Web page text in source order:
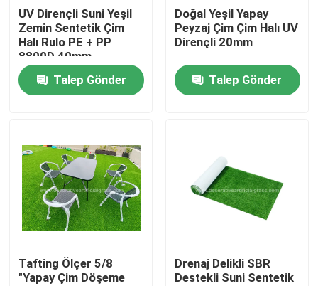
Fabrika turu
Kalite kontrol
Bize Ulaşın
Haberler
Vakalar
Bir teklif isteği
Dekoratif Suni Çim
UV Dirençli Suni Yeşil
Zemin Sentetik Çim
Halı Rulo PE + PP
8800D 40mm
Talep Gönder
Doğal Yeşil Yapay
Peyzaj Çim Çim Halı UV
Dirençli 20mm
Talep Gönder
Tafting Ölçer 5/8
"Yapay Çim Döşeme
Drenaj Delikli SBR
Destekli Suni Sentetik